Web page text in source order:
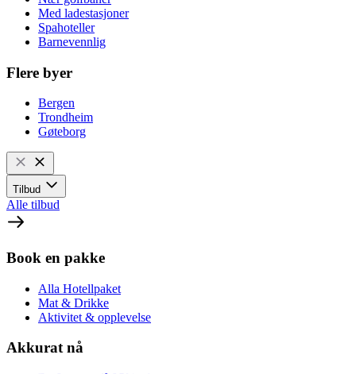
Med ladestasjoner
Spahoteller
Barnevennlig
Flere byer
Bergen
Trondheim
Gøteborg
Tilbud
Alle tilbud
Book en pakke
Alla Hotellpaket
Mat & Drikke
Aktivitet & opplevelse
Akkurat nå